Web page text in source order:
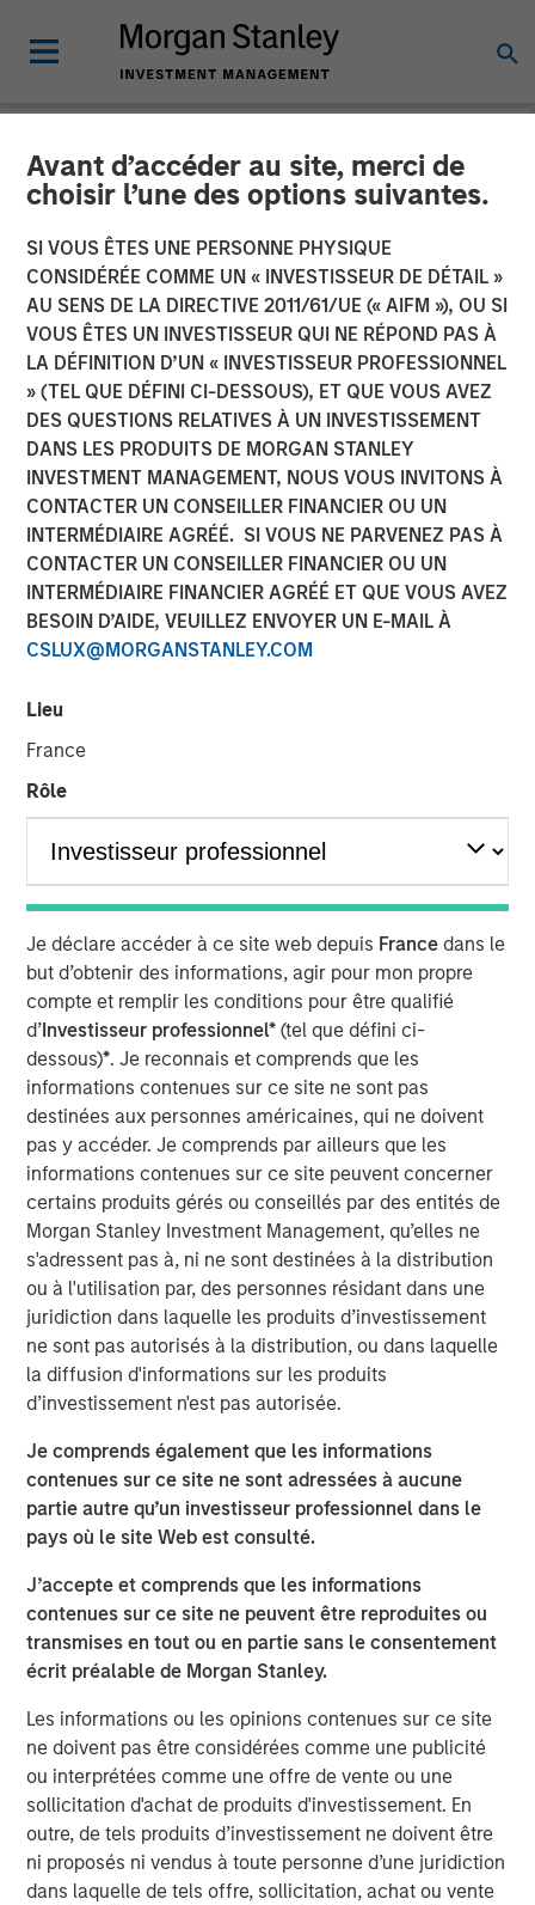
Avant d’accéder au site, merci de
choisir l’une des options suivantes.
SI VOUS ÊTES UNE PERSONNE PHYSIQUE
CONSIDÉRÉE COMME UN « INVESTISSEUR DE DÉTAIL »
AU SENS DE LA DIRECTIVE 2011/61/UE (« AIFM »), OU SI
VOUS ÊTES UN INVESTISSEUR QUI NE RÉPOND PAS À
LA DÉFINITION D’UN « INVESTISSEUR PROFESSIONNEL
» (TEL QUE DÉFINI CI-DESSOUS), ET QUE VOUS AVEZ
DES QUESTIONS RELATIVES À UN INVESTISSEMENT
DANS LES PRODUITS DE MORGAN STANLEY
INVESTMENT MANAGEMENT, NOUS VOUS INVITONS À
CONTACTER UN CONSEILLER FINANCIER OU UN
INTERMÉDIAIRE AGRÉÉ. SI VOUS NE PARVENEZ PAS À
CONTACTER UN CONSEILLER FINANCIER OU UN
INTERMÉDIAIRE FINANCIER AGRÉÉ ET QUE VOUS AVEZ
BESOIN D’AIDE, VEUILLEZ ENVOYER UN E-MAIL À
CSLUX@MORGANSTANLEY.COM
Lieu
France
Rôle
Je déclare accéder à ce site web depuis France dans le
but d’obtenir des informations, agir pour mon propre
compte et remplir les conditions pour être qualifié
d’Investisseur professionnel*(tel que défini ci-
dessous)*. Je reconnais et comprends que les
informations contenues sur ce site ne sont pas
destinées aux personnes américaines, qui ne doivent
pas y accéder. Je comprends par ailleurs que les
informations contenues sur ce site peuvent concerner
certains produits gérés ou conseillés par des entités de
Morgan Stanley Investment Management, qu’elles ne
s'adressent pas à, ni ne sont destinées à la distribution
ou à l'utilisation par, des personnes résidant dans une
juridiction dans laquelle les produits d’investissement
ne sont pas autorisés à la distribution, ou dans laquelle
la diffusion d'informations sur les produits
d’investissement n'est pas autorisée.
Je comprends également que les informations
contenues sur ce site ne sont adressées à aucune
partie autre qu’un investisseur professionnel dans le
pays où le site Web est consulté.
J’accepte et comprends que les informations
contenues sur ce site ne peuvent être reproduites ou
transmises en tout ou en partie sans le consentement
écrit préalable de Morgan Stanley.
Les informations ou les opinions contenues sur ce site
ne doivent pas être considérées comme une publicité
ou interprétées comme une offre de vente ou une
sollicitation d'achat de produits d'investissement. En
outre, de tels produits d’investissement ne doivent être
ni proposés ni vendus à toute personne d’une juridiction
dans laquelle de tels offre, sollicitation, achat ou vente
NEWSROOM
cPacket Networks Secures
$15 Million Investment from
Morgan Stanley Expansion
Capital
New Funding to Accelerate Product Innovation and
Customer Growth
26 FÉVRIER 2020
SAN JOSE, CA – February 26, 2020 07:00 EST
cPacket Networks
it has completed a $15 million round of funding by
used to accelerate cPacket’s focus on product innovation
and deployment of its broad range of high-performance
network visibility products for the cloud, data center, and
branch offices.
“Digital transformation is driving enterprises and service
providers to cloud-smart strategies. cPacket Networks’
focus on enabling hybrid/multi-cloud visibility for the
most demanding computing environments comes just as
cPacket’s customers look to leverage AI driven IT
operations (AIOps) for their mission critical applications.
We are excited to partner with cPacket on its continued
success,” said Pete Chung, head of Morgan Stanley
Expansion Capital.
“We are at the cutting edge of the digital transformation
and our strong portfolio of world-class customers is
validation of our leadership in the space,” said Brendan
O’Flaherty, CEO of cPacket Networks. “We are thrilled to
secure funding from Morgan Stanley Expansion Capital so
that we can aggressively expand our technology
leadership and drive customer adoption.”
The funding builds on a successful 2019 during which
cPacket launched several new strategic products
including its first-ever multi-cloud solution with AWS and
Google Cloud, its software-defined data center/branch
solution with Cisco, and its unrivaled high-density 100G
monitoring fabric. This enabled cPacket’s first successful
cloud deployment by a global financial services leader,
bank. With the new round of investment, cPacket will be
able to continue to focus on driving innovative solutions
that solve today’s biggest network challenges.
To learn more, visitwww.cpacket.com.
About cPacket Networks